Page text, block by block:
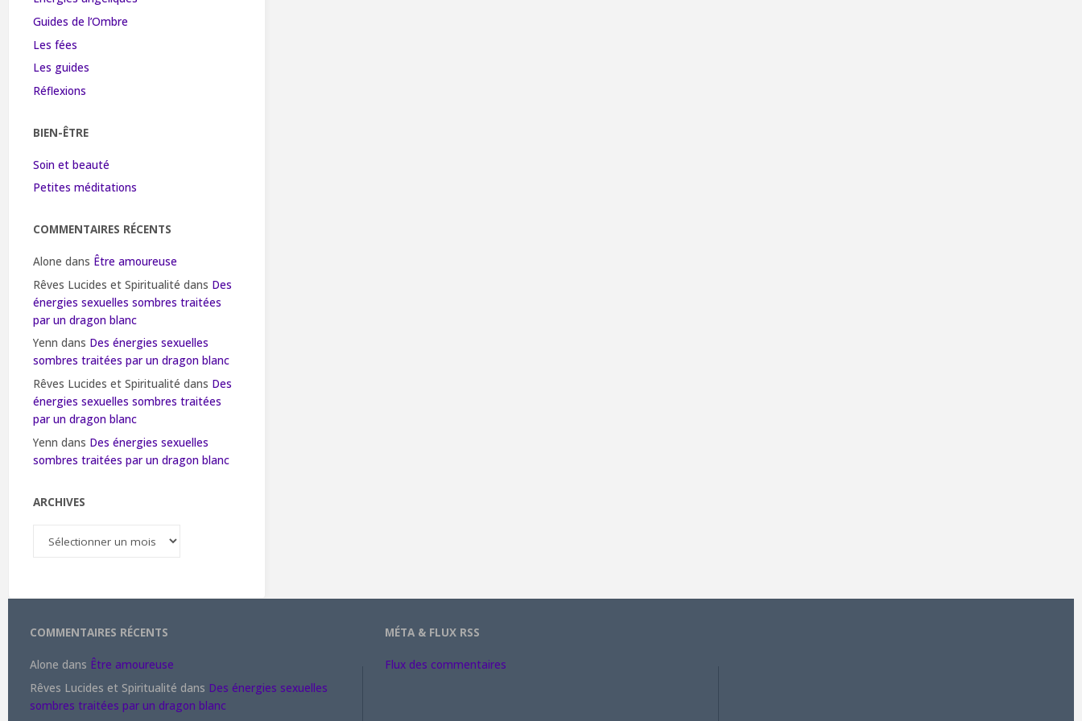
Guides de l’Ombre
Les fées
Les guides
Réflexions
BIEN-ÊTRE
Soin et beauté
Petites méditations
COMMENTAIRES RÉCENTS
Alone dans Être amoureuse
Rêves Lucides et Spiritualité dans Des
énergies sexuelles sombres traitées
par un dragon blanc
Yenn dans Des énergies sexuelles
sombres traitées par un dragon blanc
Rêves Lucides et Spiritualité dans Des
énergies sexuelles sombres traitées
par un dragon blanc
Yenn dans Des énergies sexuelles
sombres traitées par un dragon blanc
ARCHIVES
COMMENTAIRES RÉCENTS
Alone dans Être amoureuse
Rêves Lucides et Spiritualité dans Des énergies sexuelles
sombres traitées par un dragon blanc
MÉTA & FLUX RSS
Flux des commentaires